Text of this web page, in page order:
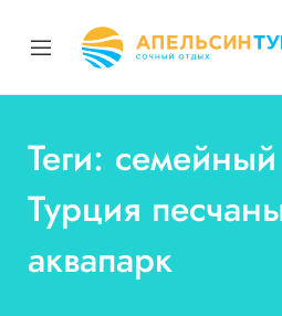
Теги:
Турция
аквапарк